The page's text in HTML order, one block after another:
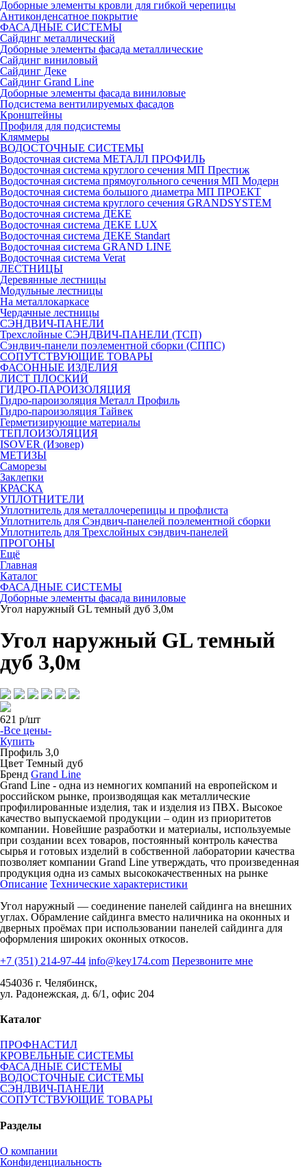
Доборные элементы кровли для гибкой черепицы
Антиконденсатное покрытие
ФАСАДНЫЕ СИСТЕМЫ
Сайдинг металлический
Доборные элементы фасада металлические
Сайдинг виниловый
Сайдинг Деке
Сайдинг Grand Line
Доборные элементы фасада виниловые
Подсистема вентилируемых фасадов
Кронштейны
Профиля для подсистемы
Кляммеры
ВОДОСТОЧНЫЕ СИСТЕМЫ
Водосточная система МЕТАЛЛ ПРОФИЛЬ
Водосточная система круглого сечения МП Престиж
Водосточная система прямоугольного сечения МП Модерн
Водосточная система большого диаметра МП ПРОЕКТ
Водосточная система круглого сечения GRANDSYSTEM
Водосточная система ДЕКЕ
Водосточная система ДЕКЕ LUX
Водосточная система ДЕКЕ Standart
Водосточная система GRAND LINE
Водосточная система Verat
ЛЕСТНИЦЫ
Деревянные лестницы
Модульные лестницы
На металлокаркасе
Чердачные лестницы
СЭНДВИЧ-ПАНЕЛИ
Трехслойные СЭНДВИЧ-ПАНЕЛИ (ТСП)
Сэндвич-панели поэлементной сборки (СППС)
СОПУТСТВУЮЩИЕ ТОВАРЫ
ФАСОННЫЕ ИЗДЕЛИЯ
ЛИСТ ПЛОСКИЙ
ГИДРО-ПАРОИЗОЛЯЦИЯ
Гидро-пароизоляция Металл Профиль
Гидро-пароизоляция Тайвек
Герметизирующие материалы
ТЕПЛОИЗОЛЯЦИЯ
ISOVER (Изовер)
МЕТИЗЫ
Саморезы
Заклепки
КРАСКА
УПЛОТНИТЕЛИ
Уплотнитель для металлочерепицы и профлиста
Уплотнитель для Сэндвич-панелей поэлементной сборки
Уплотнитель для Трехслойных сэндвич-панелей
ПРОГОНЫ
Ещё
Главная
Каталог
ФАСАДНЫЕ СИСТЕМЫ
Доборные элементы фасада виниловые
Угол наружный GL темный дуб 3,0м
Угол наружный GL темный
дуб 3,0м
621 р/шт
-Все цены-
Купить
Профиль 3,0
Цвет Темный дуб
Бренд Grand Line
Grand Line - одна из немногих компаний на европейском и
российском рынке, производящая как металлические
профилированные изделия, так и изделия из ПВХ. Высокое
качество выпускаемой продукции – один из приоритетов
компании. Новейшие разработки и материалы, используемые
при создании всех товаров, постоянный контроль качества
сырья и готовых изделий в собственной лаборатории качества
позволяет компании Grand Line утверждать, что произведенная
продукция одна из самых высококачественных на рынке
Описание Технические характеристики
Угол наружный — соединение панелей сайдинга на внешних
углах. Обрамление сайдинга вместо наличника на оконных и
дверных проёмах при использовании панелей сайдинга для
оформления широких оконных откосов.
+7 (351) 214-97-44 info@key174.com Перезвоните мне
454036 г. Челябинск,
ул. Радонежская, д. 6/1, офис 204
Каталог
ПРОФНАСТИЛ
КРОВЕЛЬНЫЕ СИСТЕМЫ
ФАСАДНЫЕ СИСТЕМЫ
ВОДОСТОЧНЫЕ СИСТЕМЫ
СЭНДВИЧ-ПАНЕЛИ
СОПУТСТВУЮЩИЕ ТОВАРЫ
Разделы
О компании
Конфиденциальность